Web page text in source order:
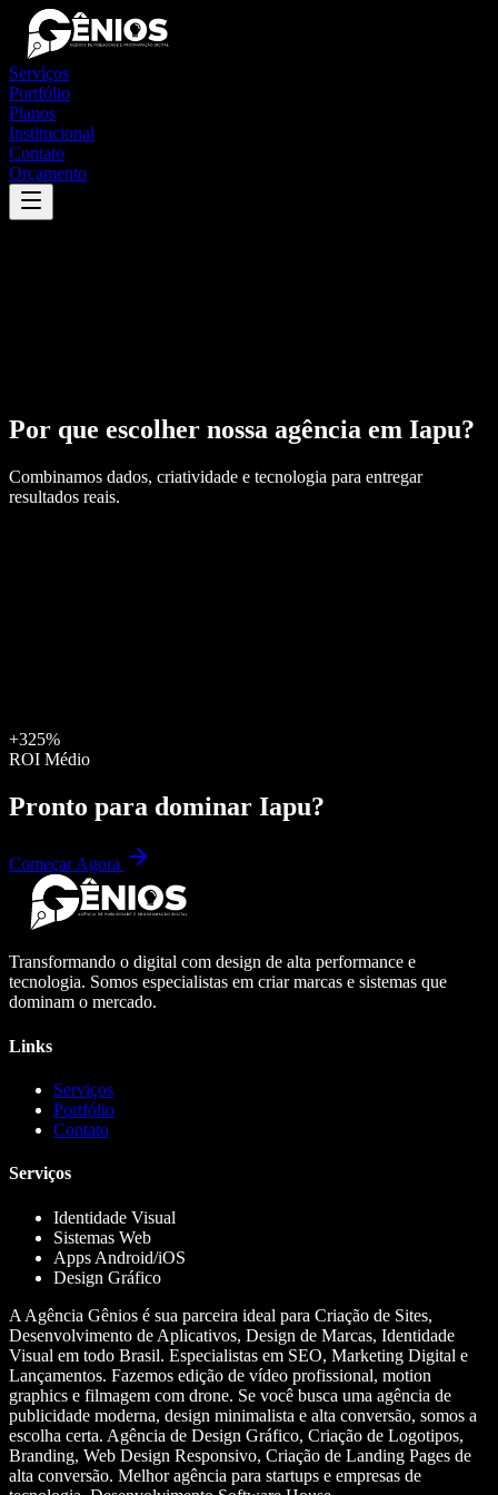
Serviços
Portfólio
Planos
Institucional
Contato
Orçamento
Por que escolher nossa agência em Iapu?
Combinamos dados, criatividade e tecnologia para entregar
resultados reais.
+325%
ROI Médio
Pronto para dominar Iapu?
Começar Agora
Transformando o digital com design de alta performance e
tecnologia. Somos especialistas em criar marcas e sistemas que
dominam o mercado.
Links
Serviços
Portfólio
Contato
Serviços
Identidade Visual
Sistemas Web
Apps Android/iOS
Design Gráfico
A Agência Gênios é sua parceira ideal para Criação de Sites,
Desenvolvimento de Aplicativos, Design de Marcas, Identidade
Visual em todo Brasil. Especialistas em SEO, Marketing Digital e
Lançamentos. Fazemos edição de vídeo profissional, motion
graphics e filmagem com drone. Se você busca uma agência de
publicidade moderna, design minimalista e alta conversão, somos a
escolha certa. Agência de Design Gráfico, Criação de Logotipos,
Branding, Web Design Responsivo, Criação de Landing Pages de
alta conversão. Melhor agência para startups e empresas de